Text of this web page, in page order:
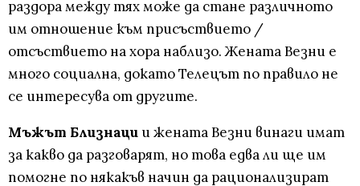
раздора между тях може да стане различното
им отношение към присъствието /
отсъствието на хора наблизо. Жената Везни е
много социална, докато Телецът по правило не
се интересува от другите.
Мъжът Близнаци и жената Везни винаги имат
за какво да разговарят, но това едва ли ще им
помогне по някакъв начин да рационализират